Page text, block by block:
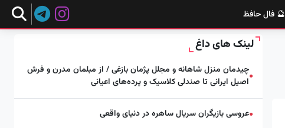
🔮 فال حافظ
لینک های داغ
●چیدمان منزل شاهانه و مجلل پژمان بازغی / از مبلمان مدرن و فرش
اصیل ایرانی تا صندلی کلاسیک و پرده‌های اعیانی
●عروسی بازیگران سریال ساهره در دنیای واقعی